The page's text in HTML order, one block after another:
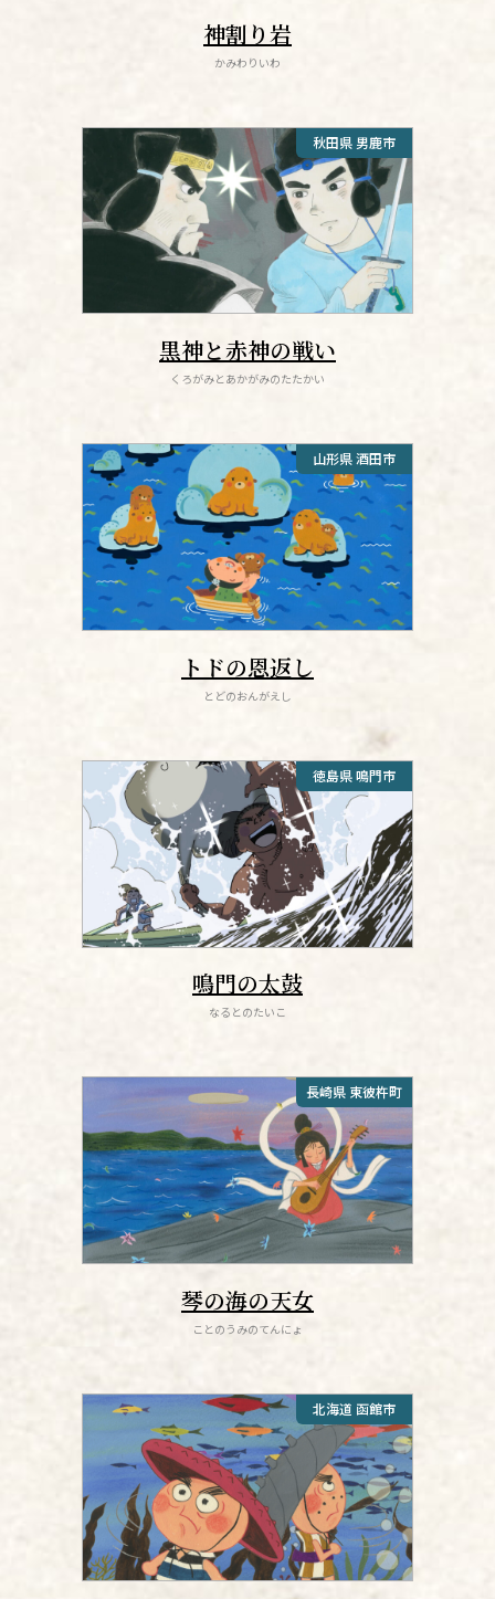
神割り岩
かみわりいわ
秋田県 男鹿市
黒神と赤神の戦い
くろがみとあかがみのたたかい
山形県 酒田市
トドの恩返し
とどのおんがえし
徳島県 鳴門市
鳴門の太鼓
なるとのたいこ
長崎県 東彼杵町
琴の海の天女
ことのうみのてんにょ
北海道 函館市